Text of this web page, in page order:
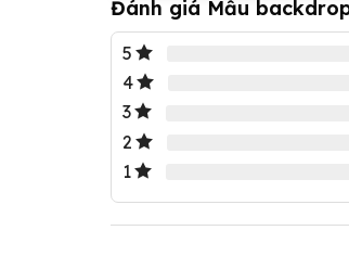
Đánh giá Mẫu
5
4
3
2
1